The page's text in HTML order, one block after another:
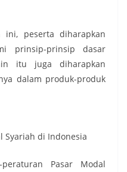
ini, peserta diharapkan
prinsip-prinsip dasar
itu juga diharapkan
dalam produk-produk
Syariah di Indonesia
Pasar Modal